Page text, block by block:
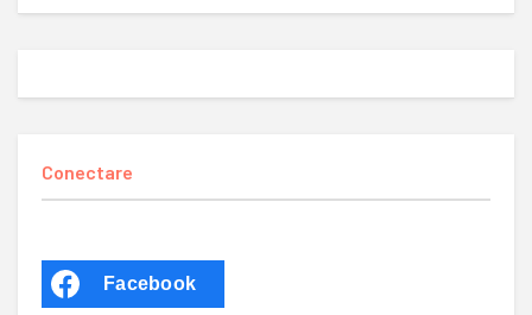
Conectare
Facebook